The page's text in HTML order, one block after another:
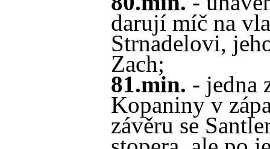
darují míč na
Strnadelovi,
Zach;
81.min. - jedna
Kopaniny v
závěru se